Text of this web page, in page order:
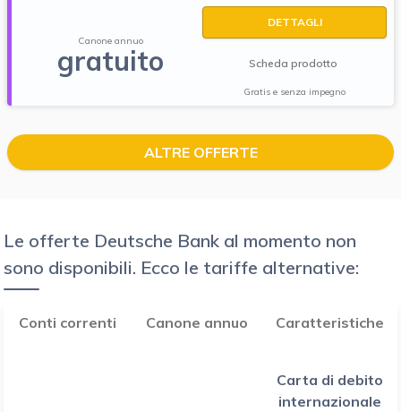
Canone annuo
gratuito
DETTAGLI
Scheda prodotto
Gratis e senza impegno
ALTRE OFFERTE
Le offerte Deutsche Bank al momento non
sono disponibili. Ecco le tariffe alternative:
Conti correnti Canone annuo Caratteristiche
Carta di debito
internazionale